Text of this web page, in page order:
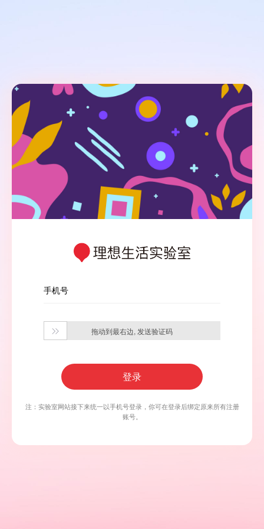
手机号
 拖动到最右边, 发送验证码
登录
注：实验室网站接下来统一以手机号登录，你可在登录后绑定原来所有注册
账号。